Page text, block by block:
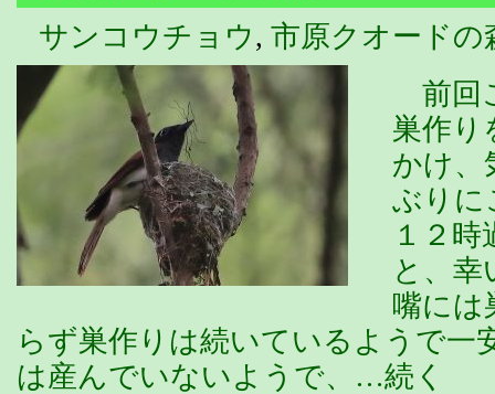
サンコウチョウ, 市原クオードの
前回
巣作り
かけ、
ぶり
１２
と、
嘴には
らず巣作りは続いているようで
は産んでいないようで、…続く